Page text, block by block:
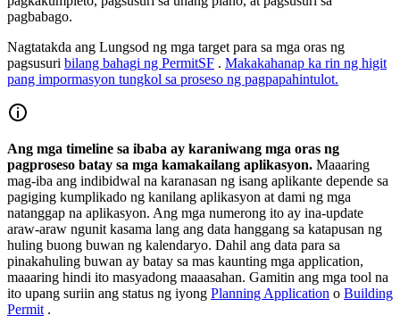
pagbabago.
Nagtatakda ang Lungsod ng mga target para sa mga oras ng
pagsusuri bilang bahagi ng PermitSF . Makakahanap ka rin ng higit
pang impormasyon tungkol sa proseso ng pagpapahintulot.
Ang mga timeline sa ibaba ay karaniwang mga oras ng
pagproseso batay sa mga kamakailang aplikasyon. Maaaring
mag-iba ang indibidwal na karanasan ng isang aplikante depende sa
pagiging kumplikado ng kanilang aplikasyon at dami ng mga
natanggap na aplikasyon. Ang mga numerong ito ay ina-update
araw-araw ngunit kasama lang ang data hanggang sa katapusan ng
huling buong buwan ng kalendaryo. Dahil ang data para sa
pinakahuling buwan ay batay sa mas kaunting mga application,
maaaring hindi ito masyadong maaasahan. Gamitin ang mga tool na
ito upang suriin ang status ng iyong Planning Application o Building
Permit .